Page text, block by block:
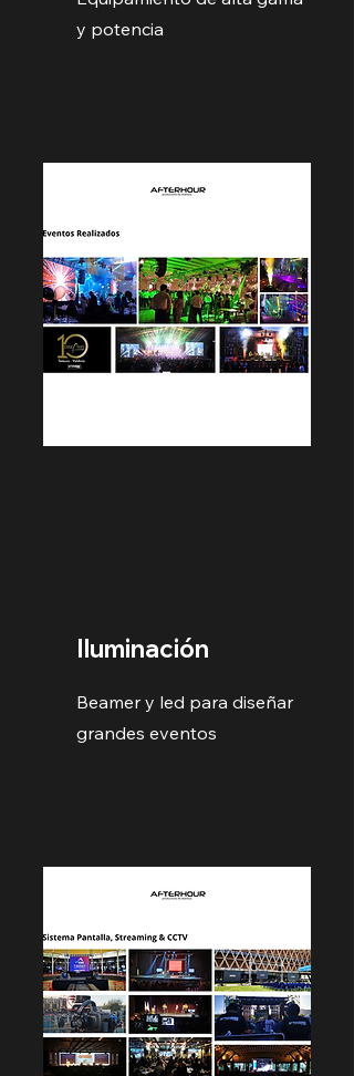
y potencia
Iluminación
Beamer y led para diseñar
grandes eventos